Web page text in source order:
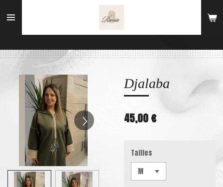
au
Djalaba
45,00 €
Tailles